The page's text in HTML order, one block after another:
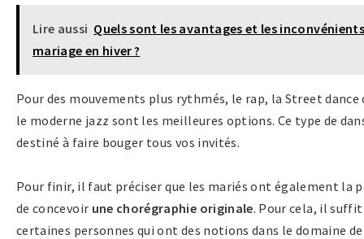
Lire aussi Quels sont les avantages et les
mariage en hiver ?
Pour des mouvements plus rythmés, le rap, la Street dance
le moderne jazz sont les meilleures options. Ce type de
destiné à faire bouger tous vos invités.
Pour finir, il faut préciser que les mariés ont également la
de concevoir une chorégraphie originale. Pour cela, il suffit
certaines personnes qui ont des notions dans le domaine de